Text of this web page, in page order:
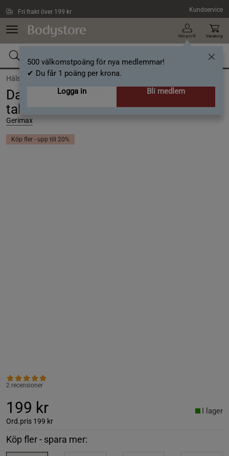
Fri frakt över 199 kr Kundservice
Min profil
500 välkomstpoäng för nya medlemmar!
✔ Du får 1 poäng per krona.
Logga in
Bli medlem
Varukorg
Hälsa / Superfood /Ginseng
Daglig Energi Med Ginseng 90
tabletter
Gerimax
Köp fler - upp till 20%
2 recensioner
199 kr
Ord.pris 199 kr
I lager
Köp fler - spara mer: